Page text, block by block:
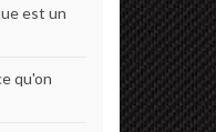
est un
qu'on